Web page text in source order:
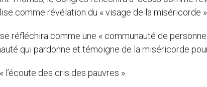
comme révélation du « visage de la miséricorde
se réfléchira comme une « communauté de
qui pardonne et témoigne de la miséricorde
l’écoute des cris des pauvres ».